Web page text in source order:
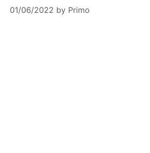
01/06/2022 by Primo